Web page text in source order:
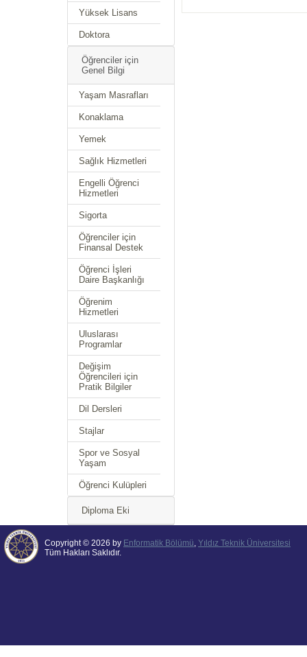
Yüksek Lisans
Doktora
Öğrenciler için
Genel Bilgi
Yaşam Masrafları
Konaklama
Yemek
Sağlık Hizmetleri
Engelli Öğrenci
Hizmetleri
Sigorta
Öğrenciler için
Finansal Destek
Öğrenci İşleri
Daire Başkanlığı
Öğrenim
Hizmetleri
Uluslarası
Programlar
Değişim
Öğrencileri için
Pratik Bilgiler
Dil Dersleri
Stajlar
Spor ve Sosyal
Yaşam
Öğrenci Kulüpleri
Diploma Eki
Copyright © 2026 by Enformatik Bölümü, Yıldız Teknik Üniversitesi
Tüm Hakları Saklıdır.